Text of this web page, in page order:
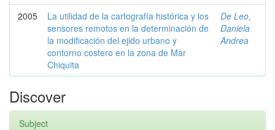
2005
La utilidad de la cartografía histórica y los
sensores remotos en la determinación de
la modificación del ejido urbano y
contorno costero en la zona de Mar
Chiquita
De Leo,
Daniela
Andrea
Discover
Subject